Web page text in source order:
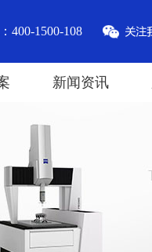
400-1500-108
新闻资讯